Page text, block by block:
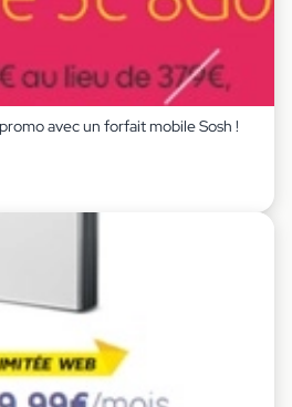
avec un forfait mobile Sosh !